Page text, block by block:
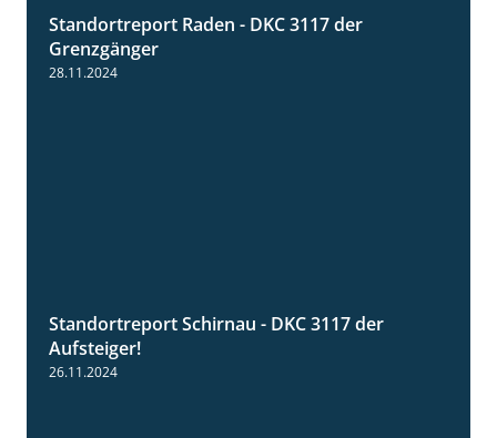
Standortreport Raden - DKC 3117 der
Grenzgänger
3:00
Standortreport Schirnau - DKC 3117 der
Aufsteiger!
26.11.2024